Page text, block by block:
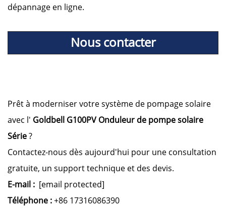
dépannage en ligne.
Nous contacter
Prêt à moderniser votre système de pompage solaire
avec l' Goldbell G100PVOnduleur de pompe solaire
Série?
Contactez-nous dès aujourd'hui pour une consultation
gratuite, un support technique et des devis.
E-mail : [email protected]
Téléphone :+86 17316086390